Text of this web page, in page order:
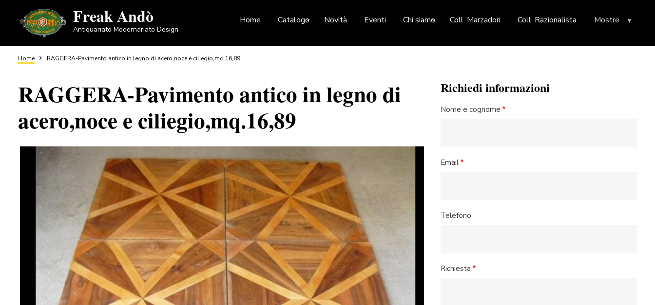
contenuto
principale
Freak Andò
Antiquariato Modernariato Design
Home Catalogo Novità Eventi Chi siamo Coll. Marzadori Coll. Razionalista Mostre
Briciole
di
pane
Home RAGGERA-Pavimento antico in legno di acero,noce e ciliegio,mq.16,89
RAGGERA-Pavimento antico in legno di
acero,noce e ciliegio,mq.16,89
Richiedi informazioni
Nome e cognome
Email
Telefono
Richiesta